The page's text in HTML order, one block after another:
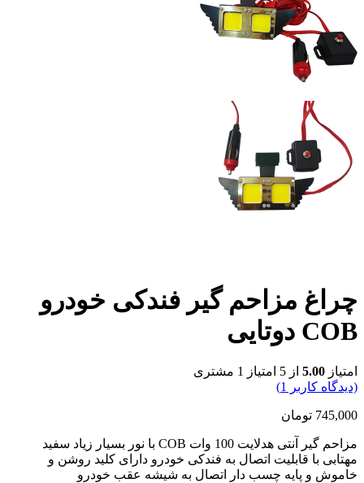
چراغ مزاحم گیر فندکی خودرو
COB دوتایی
امتیاز 5.00 از 5 امتیاز 1 مشتری
(دیدگاه کاربر
1
)
745,000 تومان
مزاحم گیر آنتی هدلایت 100 وات COB با نور بسیار زیاد سفید
مهتابی با قابلیت اتصال به فندکی خودرو دارای کلید روشن و
خاموش و پایه چسب دار اتصال به شیشه عقب خودرو